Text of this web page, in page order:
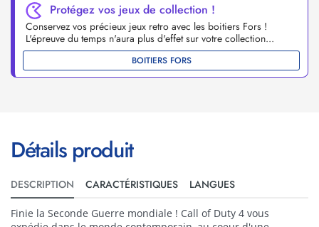
Protégez vos jeux de collection !
Conservez vos précieux jeux retro avec les boitiers Fors !
L'épreuve du temps n'aura plus d'effet sur votre collection...
BOITIERS FORS
Détails produit
DESCRIPTION CARACTÉRISTIQUES LANGUES
Finie la Seconde Guerre mondiale ! Call of Duty 4 vous